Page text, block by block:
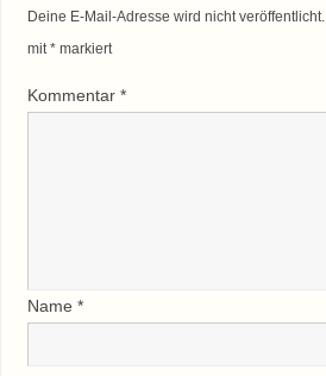
Deine E-Mail-Adresse wird nicht veröffentlicht.
mit*markiert
Kommentar *
Name *